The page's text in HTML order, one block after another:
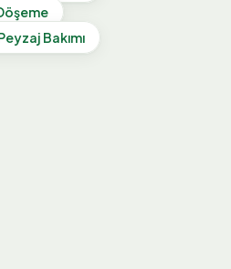
Bakımı